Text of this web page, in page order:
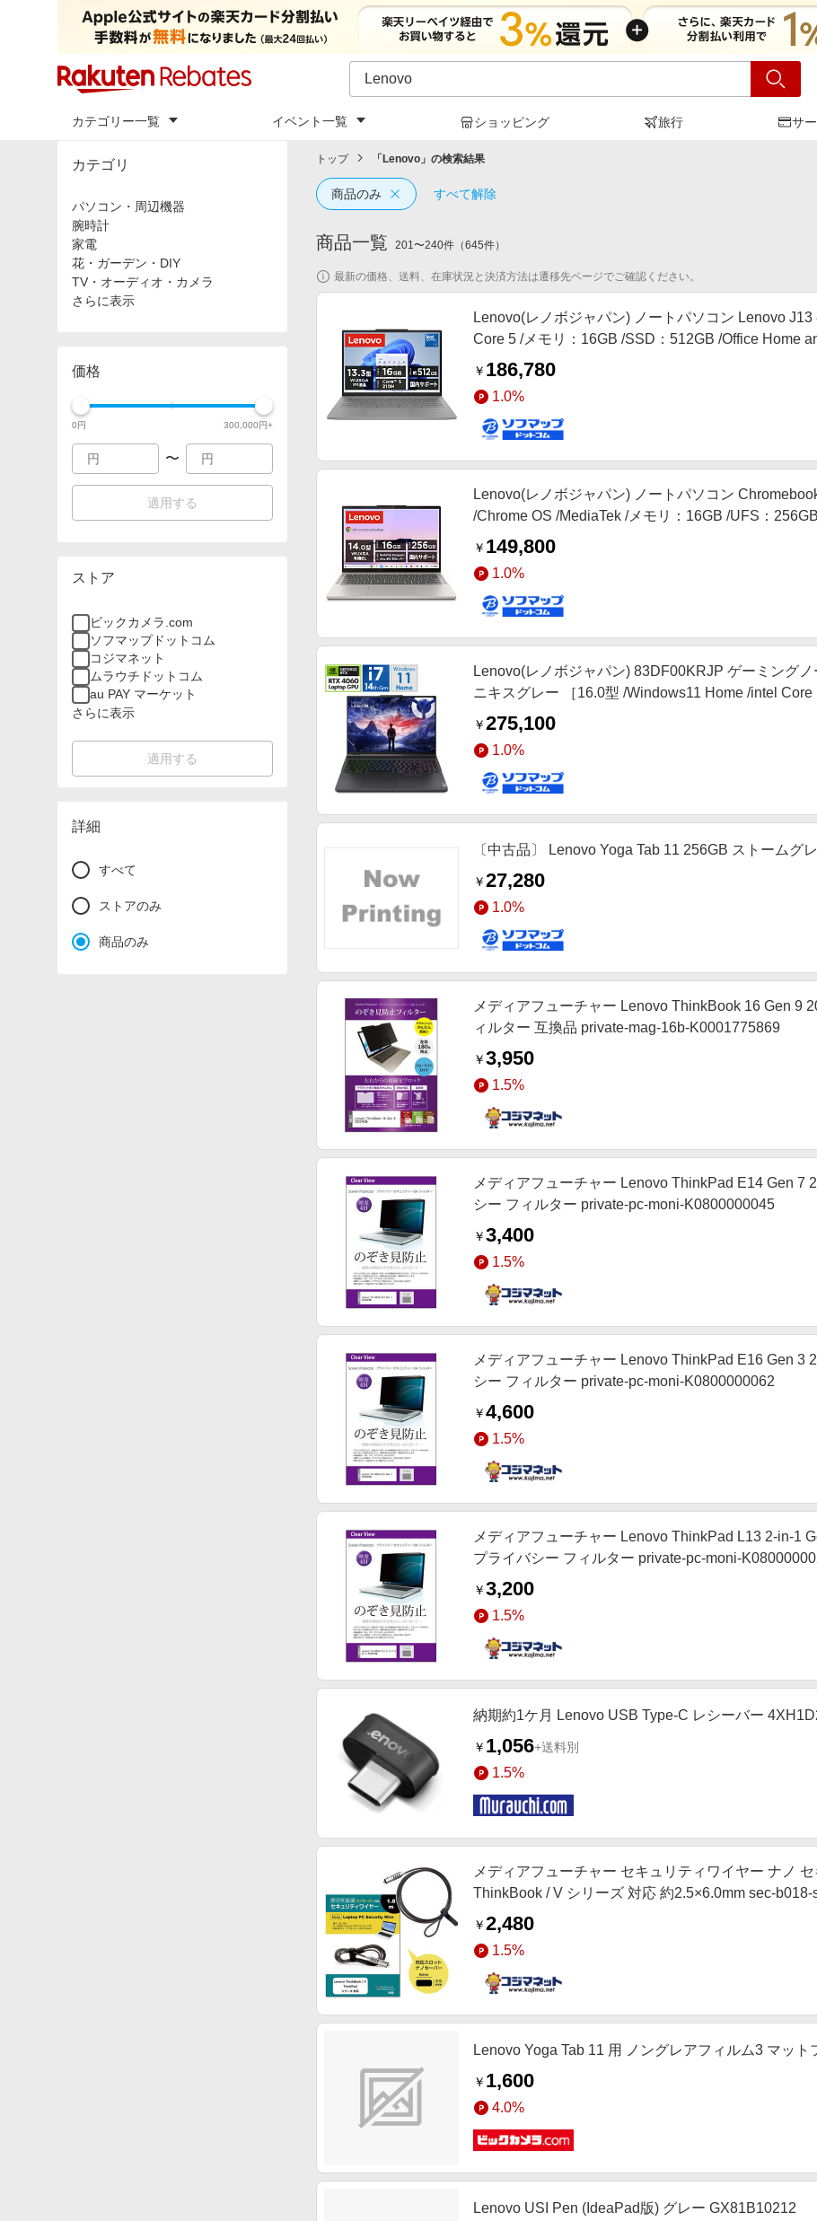
カテゴリー一覧 イベント一覧 ショッピング 旅行 サ
カテゴリ
パソコン・周辺機器
腕時計
家電
花・ガーデン・DIY
TV・オーディオ・カメラ
さらに表示
価格
0円 300,000円+
〜
適用する
ストア
ビックカメラ.com
ソフマップドットコム
コジマネット
ムラウチドットコム
au PAY マーケット
さらに表示
適用する
詳細
すべて
ストアのみ
商品のみ
トップ 「 Lenovo 」の検索結果
商品のみ すべて解除
商品一覧 201〜240件 （645件）
最新の価格、送料、在庫状況と決済方法は遷移先ページでご確認ください。
Lenovo(レノボジャパン) ノートパソコン Lenovo
Core 5 /メモリ：16GB /SSD：512GB /Office Home
デル］
￥ 186,780
1.0%
Lenovo(レノボジャパン) ノートパソコン
/Chrome OS /MediaTek /メモリ：16GB /UFS：
￥ 149,800
1.0%
Lenovo(レノボジャパン) 83DF00KRJP ゲーミング
ニキスグレー ［16.0型 /Windows11 Home /intel
ド /2025年3月モデル］
￥275,100
1.0%
〔中古品〕 Lenovo Yoga Tab 11 256GB ストームグ
￥27,280
1.0%
メディアフューチャー Lenovo ThinkBook 16 Gen 9
ィルター 互換品 private-mag-16b-K0001775869
￥3,950
1.5%
メディアフューチャー Lenovo ThinkPad E14 Gen 7
シー フィルター private-pc-moni-K0800000045
￥3,400
1.5%
メディアフューチャー Lenovo ThinkPad E16 Gen 3
シー フィルター private-pc-moni-K0800000062
￥4,600
1.5%
メディアフューチャー Lenovo ThinkPad L13 2-in-1
プライバシー フィルター private-pc-moni-
￥3,200
1.5%
納期約1ケ月 Lenovo USB Type-C レシーバー
￥ 1,056+送料別
1.5%
メディアフューチャー セキュリティワイヤー ナノ
ThinkBook / V シリーズ 対応 約2.5×6.0mm sec-b018-
￥2,480
1.5%
Lenovo Yoga Tab 11 用 ノングレアフィルム3 マット
￥ 1,600
4.0%
Lenovo USI Pen (IdeaPad版) グレー GX81B10212